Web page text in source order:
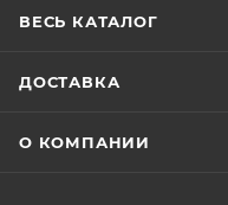
ВЕСЬ КАТАЛОГ
ДОСТАВКА
О КОМПАНИИ